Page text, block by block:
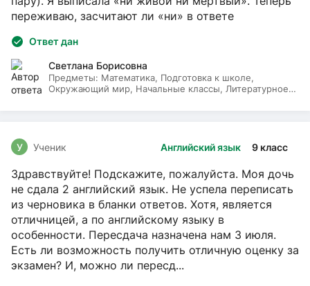
переживаю, засчитают ли «ни» в ответе
Ответ дан
Светлана Борисовна
Предметы: Математика, Подготовка к школе,
Окружающий мир, Начальные классы, Литературное
Английский язык 9 класс
У Ученик
Здравствуйте! Подскажите, пожалуйста. Моя дочь
не сдала 2 английский язык. Не успела переписать
из черновика в бланки ответов. Хотя, является
отличницей, а по английскому языку в
особенности. Пересдача назначена нам 3 июля.
Есть ли возможность получить отличную оценку за
экзамен? И, можно ли пересд...